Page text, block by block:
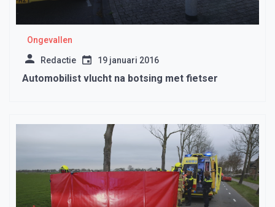
Ongevallen
Redactie 19 januari 2016
Automobilist vlucht na botsing met fietser